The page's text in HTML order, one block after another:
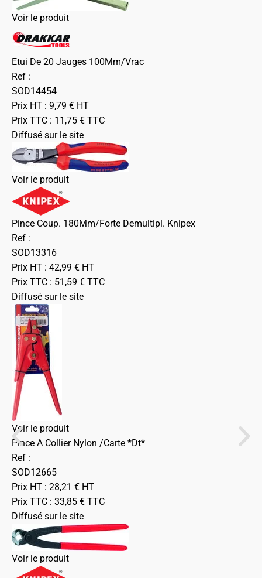
Voir le produit
Etui De 20 Jauges 100Mm/Vrac
Ref :
SOD14454
Prix HT : 9,79 € HT
Prix TTC : 11,75 € TTC
Diffusé sur le site
Voir le produit
Pince Coup. 180Mm/Forte Demultipl. Knipex
Ref :
SOD13316
Prix HT : 42,99 € HT
Prix TTC : 51,59 € TTC
Diffusé sur le site
Voir le produit
Pince A Collier Nylon /Carte *Dt*
Ref :
SOD12665
Prix HT : 28,21 € HT
Prix TTC : 33,85 € TTC
Diffusé sur le site
Voir le produit